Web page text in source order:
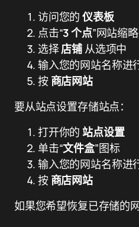
访问您的仪表板
点击“3 个点”网站缩
选择店铺 从选项中
输入您的网站名称进
按 商店网站
要从站点设置存储站点：
打开你的 站点设置
单击“文件盒”图标
输入您的网站名称进
按 商店网站
如果您希望恢复已存储的